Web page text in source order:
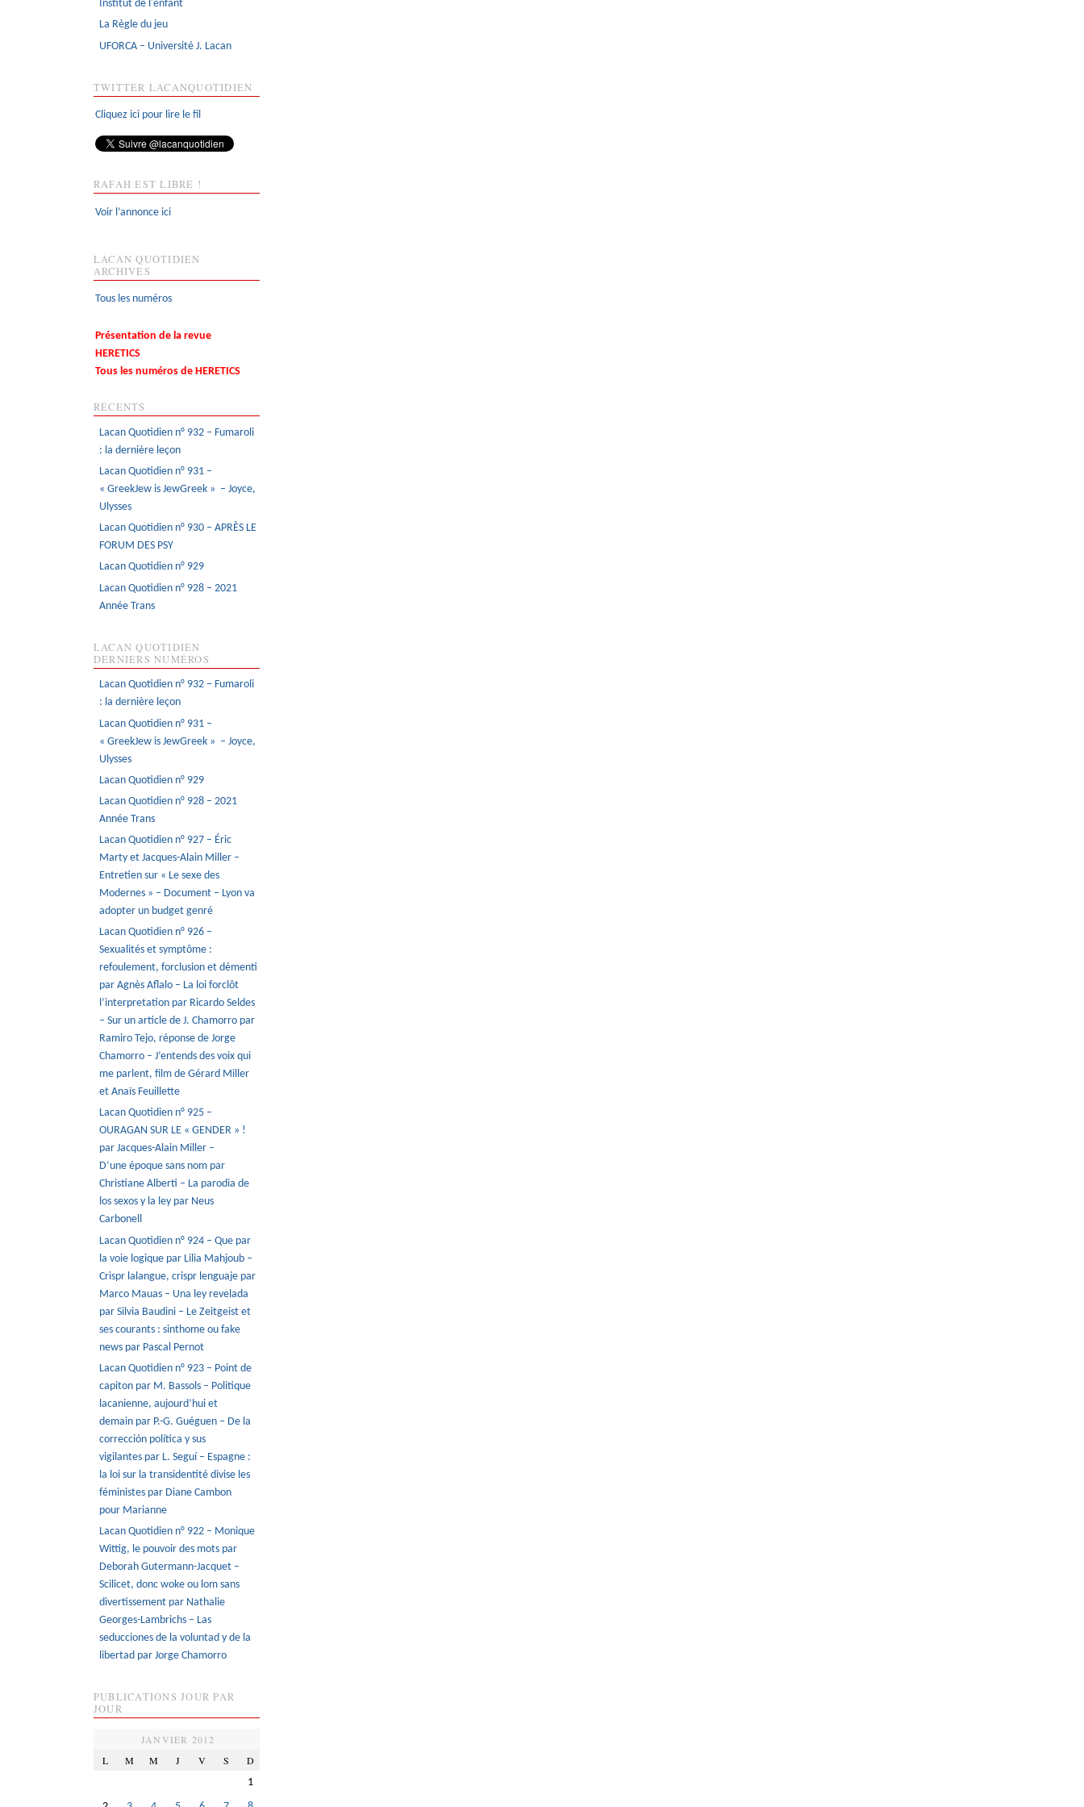
Institut de l'enfant
La Règle du jeu
UFORCA – Université J. Lacan
TWITTER LACANQUOTIDIEN
Cliquez ici pour lire le fil
RAFAH EST LIBRE !
Voir l’annonce ici
LACAN QUOTIDIEN
ARCHIVES
Tous les numéros
Présentation de la revue
HERETICS
Tous les numéros de HERETICS
RÉCENTS
Lacan Quotidien n° 932 – Fumaroli
: la dernière leçon
Lacan Quotidien n° 931 –
« GreekJew is JewGreek » – Joyce,
Ulysses
Lacan Quotidien n° 930 – APRÈS LE
FORUM DES PSY
Lacan Quotidien n° 929
Lacan Quotidien n° 928 – 2021
Année Trans
LACAN QUOTIDIEN
DERNIERS NUMÉROS
Lacan Quotidien n° 932 – Fumaroli
: la dernière leçon
Lacan Quotidien n° 931 –
« GreekJew is JewGreek » – Joyce,
Ulysses
Lacan Quotidien n° 929
Lacan Quotidien n° 928 – 2021
Année Trans
Lacan Quotidien n° 927 – Éric
Marty et Jacques-Alain Miller –
Entretien sur « Le sexe des
Modernes » – Document – Lyon va
adopter un budget genré
Lacan Quotidien n° 926 –
Sexualités et symptôme :
refoulement, forclusion et démenti
par Agnès Aflalo – La loi forclôt
l’interpretation par Ricardo Seldes
– Sur un article de J. Chamorro par
Ramiro Tejo, réponse de Jorge
Chamorro – J’entends des voix qui
me parlent, film de Gérard Miller
et Anaïs Feuillette
Lacan Quotidien n° 925 –
OURAGAN SUR LE « GENDER » !
par Jacques-Alain Miller –
D’une époque sans nom par
Christiane Alberti – La parodia de
los sexos y la ley par Neus
Carbonell
Lacan Quotidien n° 924 – Que par
la voie logique par Lilia Mahjoub –
Crispr lalangue, crispr lenguaje par
Marco Mauas – Una ley revelada
par Silvia Baudini – Le Zeitgeist et
ses courants : sinthome ou fake
news par Pascal Pernot
Lacan Quotidien n° 923 – Point de
capiton par M. Bassols – Politique
lacanienne, aujourd’hui et
demain par P.-G. Guéguen – De la
corrección política y sus
vigilantes par L. Seguí – Espagne :
la loi sur la transidentité divise les
féministes par Diane Cambon
pour Marianne
Lacan Quotidien n° 922 – Monique
Wittig, le pouvoir des mots par
Deborah Gutermann-Jacquet –
Scilicet, donc woke ou lom sans
divertissement par Nathalie
Georges-Lambrichs – Las
seducciones de la voluntad y de la
libertad par Jorge Chamorro
PUBLICATIONS JOUR PAR
JOUR
JANVIER 2012
L
M M J V S D
1